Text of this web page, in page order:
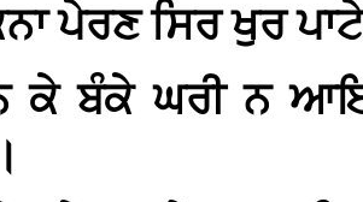
ਪੇਰਣ ਸਿਰ ਖੁਰ
ਕੇ ਬੰਕੇ ਘਰੀ ਨ